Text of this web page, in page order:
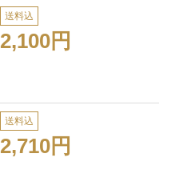
送料込
2,100円
送料込
2,710円